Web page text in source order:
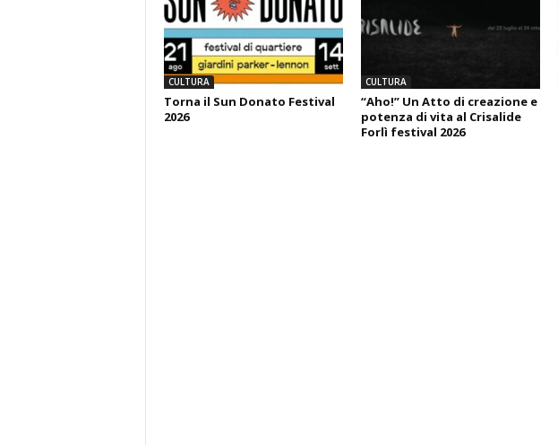
CULTURA
Torna il Sun Donato Festival
2026
CULTURA
“Aho!” Un Atto di creazione e
potenza di vita al Crisalide
Forlì festival 2026